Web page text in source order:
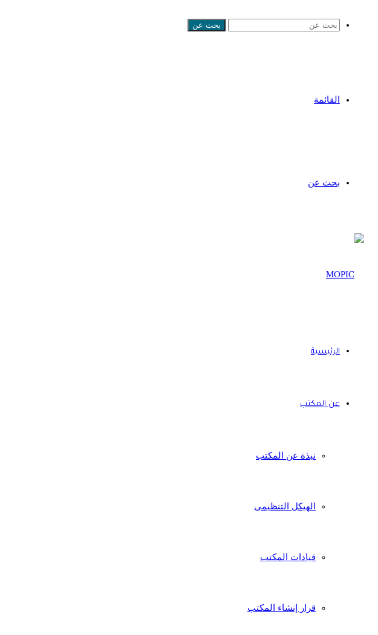
بحث عن
القائمة
بحث عن
الرئيسية
عن المكتب
نبذة عن المكتب
الهيكل التنظيمى
قيادات المكتب
قرار إنشاء المكتب